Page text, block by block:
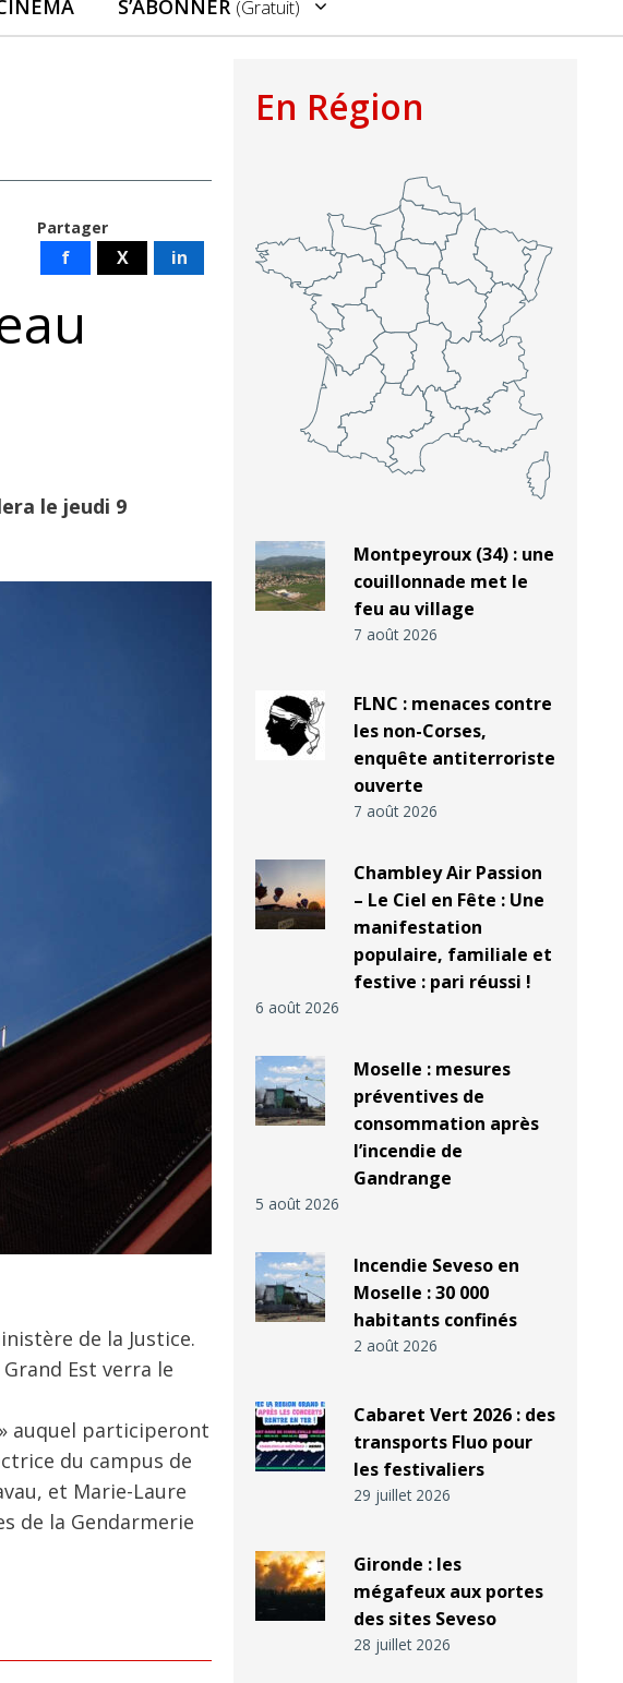
S’ABONNER (gratuit)
Partager
f X in
le jeudi 9
de la Justice.
Est verra le
auquel participeront
du campus de
et Marie-Laure
de la Gendarmerie
En Région
Montpeyroux (34) : une
couillonnade met le
feu au village
7 août 2026
FLNC : menaces contre
les non-Corses,
enquête antiterroriste
ouverte
7 août 2026
Chambley Air Passion
– Le Ciel en Fête : Une
manifestation
populaire, familiale et
festive : pari réussi !
6 août 2026
Moselle : mesures
préventives de
consommation après
l’incendie de
Gandrange
5 août 2026
Incendie Seveso en
Moselle : 30 000
habitants confinés
2 août 2026
Cabaret Vert 2026 : des
transports Fluo pour
les festivaliers
29 juillet 2026
Gironde : les
mégafeux aux portes
des sites Seveso
28 juillet 2026